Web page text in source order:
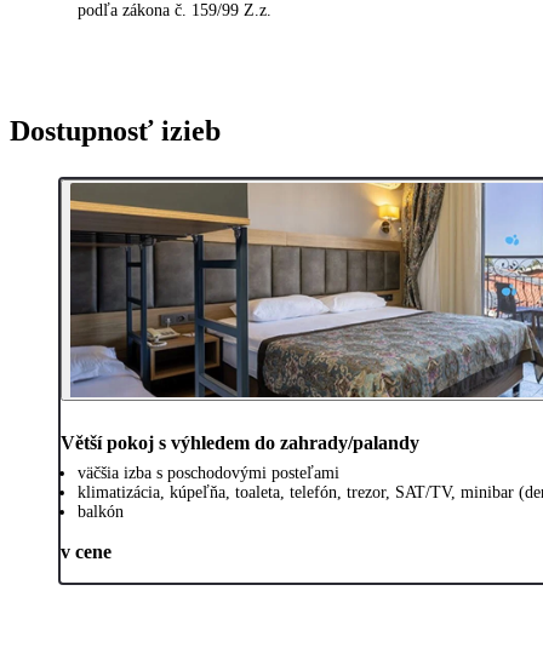
podľa zákona č. 159/99 Z.z.
Dostupnosť izieb
Větší pokoj s výhledem do zahrady/palandy
väčšia izba s poschodovými posteľami
klimatizácia, kúpeľňa, toaleta, telefón, trezor, SAT/TV, minibar
balkón
v cene